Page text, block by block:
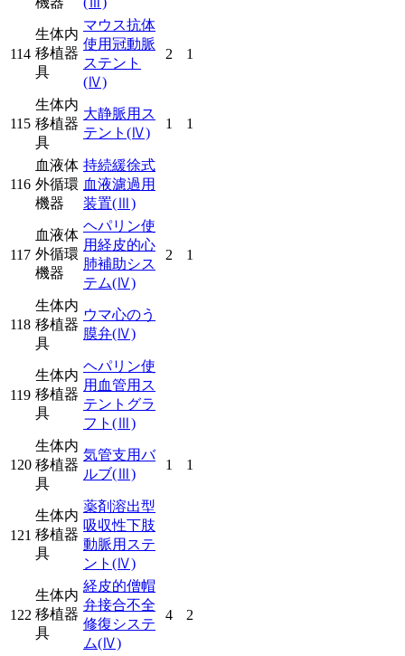
114
生体内
移植器
具
マウス抗体
使用冠動脈
ステント
(Ⅳ)
2 1
115
生体内
移植器
具
大静脈用ス
テント (Ⅳ)
1 1
116
血液体
外循環
機器
持続緩徐式
血液濾過用
装置(Ⅲ)
117
血液体
外循環
機器
ヘパリン使
用経皮的心
肺補助シス
テム(Ⅳ)
2 1
118
生体内
移植器
具
ウマ心のう
膜弁(Ⅳ)
119
生体内
移植器
具
ヘパリン使
用血管用ス
テントグラ
フト (Ⅲ)
120
生体内
移植器
具
気管支用バ
ルブ(Ⅲ)
1 1
121
生体内
移植器
具
薬剤溶出型
吸収性下肢
動脈用ステ
ント (Ⅳ)
122
生体内
移植器
具
経皮的僧帽
弁接合不全
修復システ
ム(Ⅳ)
4 2